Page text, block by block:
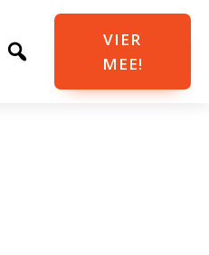
VIER
MEE!